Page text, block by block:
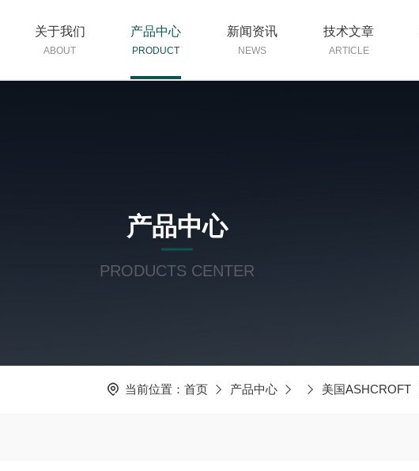
关于我们
ABOUT
产品中心
PRODUCT
新闻资讯
NEWS
技术文章
ARTICLE
产品中心
PRODUCTS CENTER
当前位置： 首页 产品中心 美国ASHCROFT